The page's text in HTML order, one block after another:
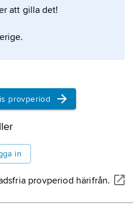
säsongsinfluensa,
artikeln
att gilla det!
provperiod
in
provperiod härifrån.